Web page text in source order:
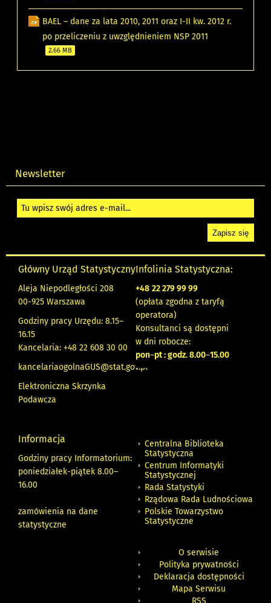
BAEL – dane za lata 2010, 2011 oraz I-II kw. 2012 r.
po przeliczeniu z uwzględnieniem NSP 2011
2.66 MB
Newsletter
Główny Urząd Statystyczny
Aleja Niepodległości 208
00-925 Warszawa
Godziny pracy Urzędu: 8.15–
16.15
Kancelaria: +48 22 608 30 00
kancelariaogolnaGUS@stat.gov.pl
Elektroniczna Skrzynka
Podawcza
Infolinia Statystyczna:
+48 22 279 99 99
(opłata zgodna z taryfą
operatora)
Konsultanci są dostępni
w dni robocze:
pon–pt : godz. 8.00–15.00
Informacja
Godziny pracy Informatorium:
poniedziałek-piątek 8.00–
16.00
zamówienia na dane
statystyczne
Centralna Biblioteka
Statystyczna
Centrum Informatyki
Statystycznej
Rada Statystyki
Rządowa Rada Ludnościowa
Polskie Towarzystwo
Statystyczne
O serwisie
Polityka prywatności
Deklaracja dostępności
Mapa Serwisu
RSS